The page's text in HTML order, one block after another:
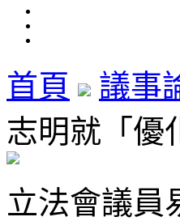
首頁 議事
志明就「優
立法會議員